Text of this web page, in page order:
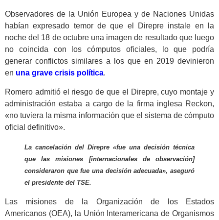
Observadores de la Unión Europea y de Naciones Unidas
habían expresado temor de que el Direpre instale en la
noche del 18 de octubre una imagen de resultado que luego
no coincida con los cómputos oficiales, lo que podría
generar conflictos similares a los que en 2019 devinieron
en una grave crisis política.
Romero admitió el riesgo de que el Direpre, cuyo montaje y
administración estaba a cargo de la firma inglesa Reckon,
«no tuviera la misma información que el sistema de cómputo
oficial definitivo».
La cancelación del Direpre «fue una decisión técnica
que las misiones [internacionales de observación]
consideraron que fue una decisión adecuada», aseguró
el presidente del TSE.
Las misiones de la Organización de los Estados
Americanos (OEA), la Unión Interamericana de Organismos